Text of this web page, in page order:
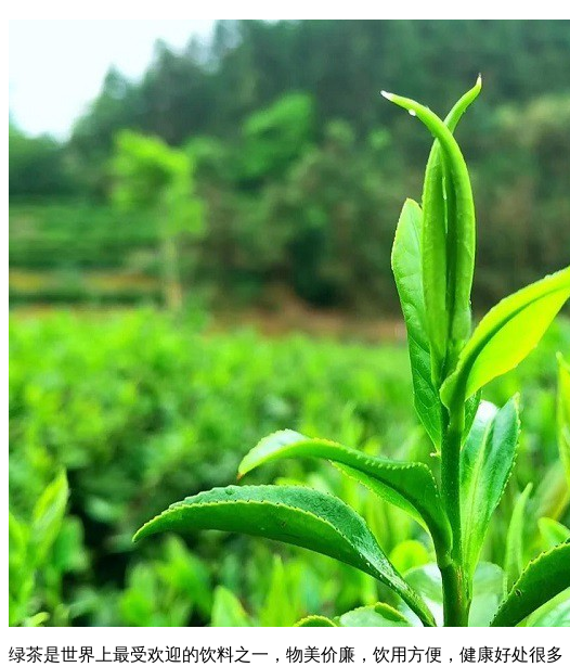
绿茶是世界上最受欢迎的饮料之一，物美价廉，饮用方便，健康好处很